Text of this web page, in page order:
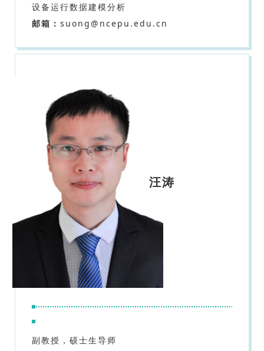
设备运行数据建模分析
邮箱： suong@ncepu.edu.cn
汪涛
副教授，硕士生导师